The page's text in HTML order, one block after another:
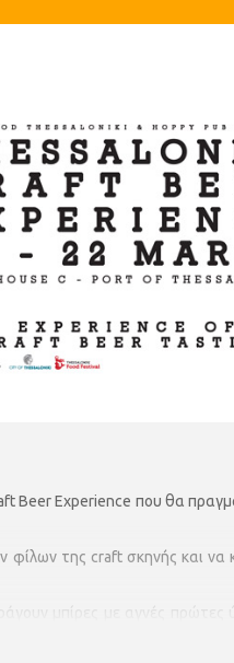
Beer Experience που θα
της craft σκηνής και να
μπίρες με αγνές πρώτες